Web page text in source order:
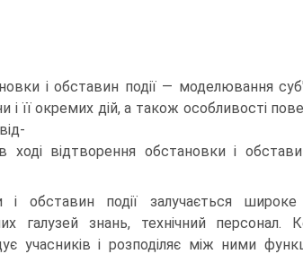
і обставин події — моделювання
її окремих дій, а також особливості
відтворення обстановки і
обставин події залучається широке
галузей знань, технічний персонал.
учасників і розподіляє між ними